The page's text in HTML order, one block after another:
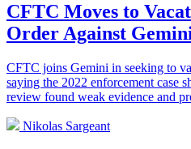
CFTC Moves to
Order Against
CFTC joins Gemini in seeking to
saying the 2022 enforcement case
review found weak evidence and
Nikolas Sargeant